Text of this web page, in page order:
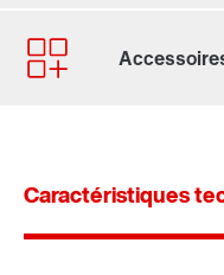
Formulaire de
Trouvez votre Drive
Caractéristiques